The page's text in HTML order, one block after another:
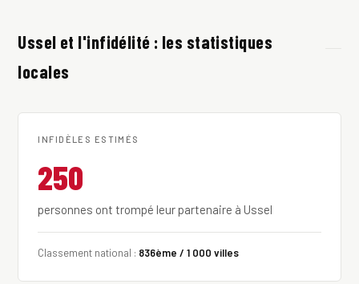
Ussel et l'infidélité : les statistiques
locales
INFIDÈLES ESTIMÉS
250
personnes ont trompé leur partenaire à Ussel
Classement national : 836ème / 1 000 villes